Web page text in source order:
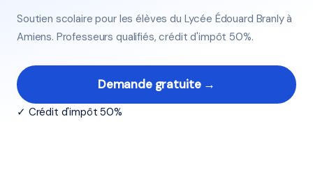
Soutien scolaire pour les élèves du Lycée Édouard Branly à
Amiens. Professeurs qualifiés, crédit d'impôt 50%.
Demande gratuite →
✓ Crédit d'impôt 50%